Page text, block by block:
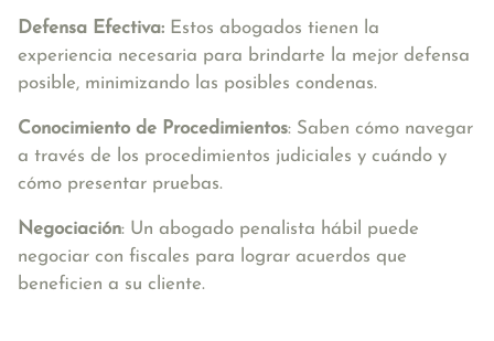
Defensa Efectiva: Estos abogados tienen la
experiencia necesaria para brindarte la mejor defensa
posible, minimizando las posibles condenas.
Conocimiento de Procedimientos: Saben cómo navegar
a través de los procedimientos judiciales y cuándo y
cómo presentar pruebas.
Negociación: Un abogado penalista hábil puede
negociar con fiscales para lograr acuerdos que
beneficien a su cliente.